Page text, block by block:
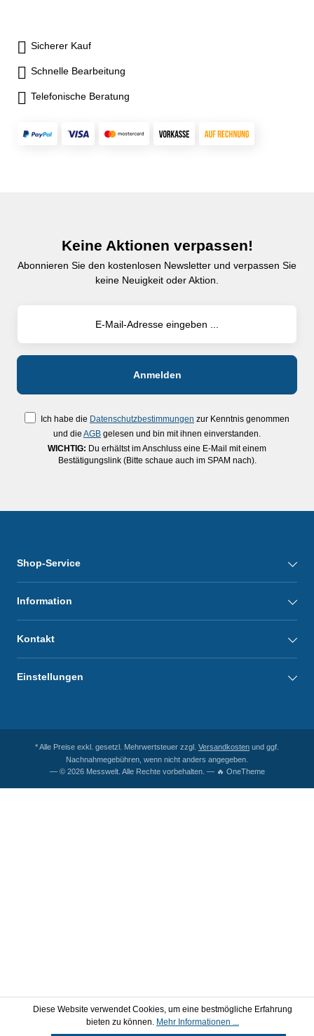
Sicherer Kauf
Schnelle Bearbeitung
Telefonische Beratung
Keine Aktionen verpassen!
Abonnieren Sie den kostenlosen Newsletter und verpassen Sie
keine Neuigkeit oder Aktion.
Ich habe die Datenschutzbestimmungen zur Kenntnis genommen
und die AGB gelesen und bin mit ihnen einverstanden.
WICHTIG: Du erhältst im Anschluss eine E-Mail mit einem
Bestätigungslink (Bitte schaue auch im SPAM nach).
Shop-Service
Information
Kontakt
Einstellungen
* Alle Preise exkl. gesetzl. Mehrwertsteuer zzgl. Versandkosten und ggf.
Nachnahmegebühren, wenn nicht anders angegeben.
— © 2026 Messwelt. Alle Rechte vorbehalten. — 🔥 OneTheme
Diese Website verwendet Cookies, um eine bestmögliche Erfahrung
bieten zu können. Mehr Informationen ...